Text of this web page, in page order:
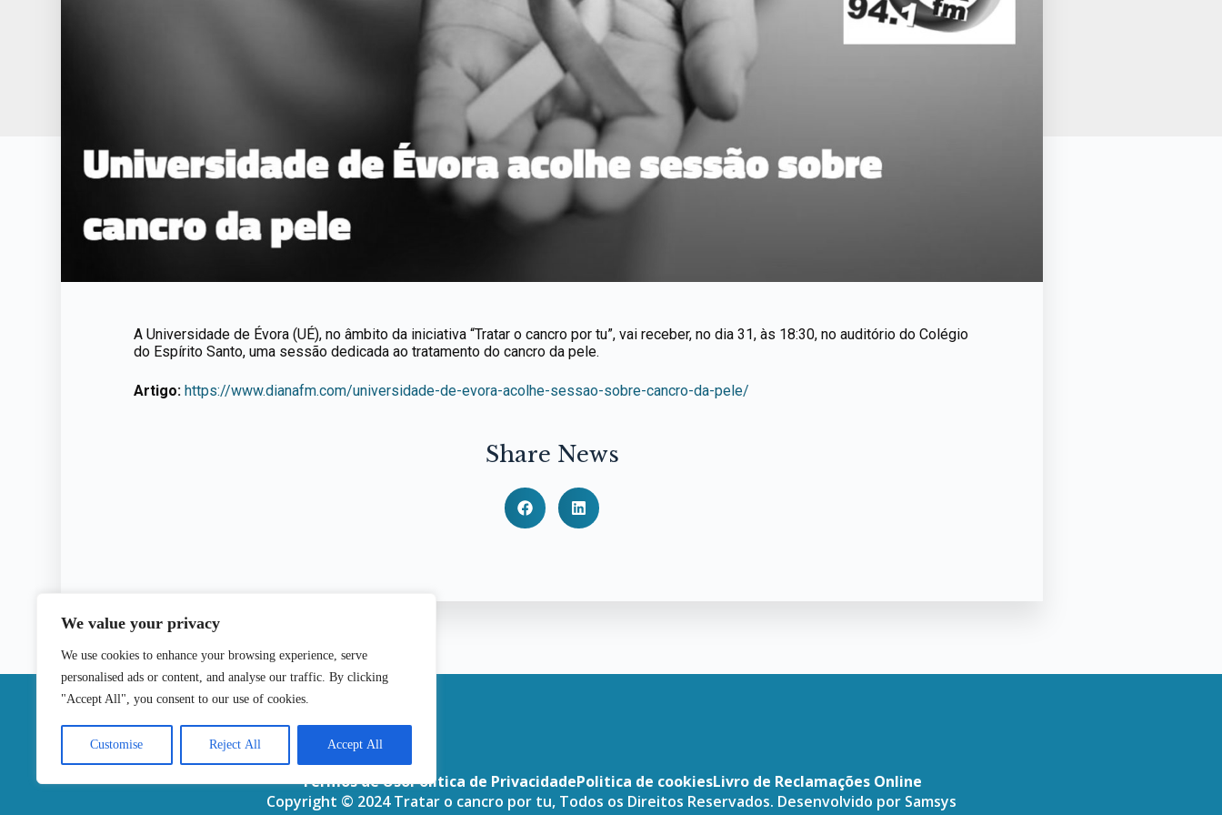
We value your privacy
We use cookies to enhance your browsing experience, serve
personalised ads or content, and analyse our traffic. By clicking
"Accept All", you consent to our use of cookies.
Customise Reject All Accept All
A Universidade de Évora (UÉ), no âmbito da iniciativa “Tratar o cancro por tu”, vai receber, no dia 31, às 18:30, no auditório do Colégio
do Espírito Santo, uma sessão dedicada ao tratamento do cancro da pele.
Artigo: https://www.dianafm.com/universidade-de-evora-acolhe-sessao-sobre-cancro-da-pele/
Share News
|
Termos de UsoPolitica de PrivacidadePolitica de cookiesLivro de Reclamações Online
Copyright © 2024 Tratar o cancro por tu, Todos os Direitos Reservados. Desenvolvido por Samsys